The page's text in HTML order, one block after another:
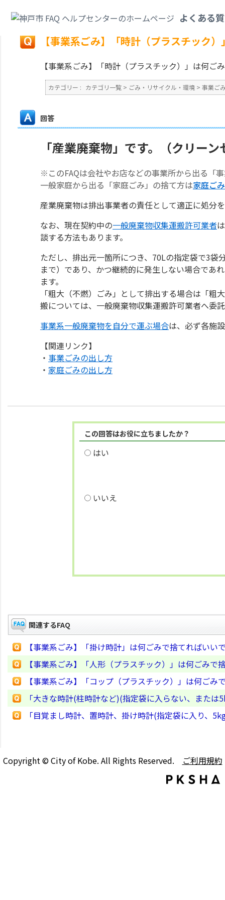
よくある
戻る
【事業系ごみ】「時計（プラスチック
【事業系ごみ】「時計（プラスチック）」は何ご
カテゴリー : カテゴリ一覧 > ごみ・リサイクル・環境 > 事業ご
回答
「産業廃棄物」です。（クリー
※このFAQは会社やお店などの事業所から出る「
一般家庭から出る「家庭ごみ」の捨て方は家庭ご
産業廃棄物は排出事業者の責任として適正に処分
なお、現在契約中の一般廃棄物収集運搬許可業者
談する方法もあります。
ただし、排出元一箇所につき、70Lの指定袋で3
まで）であり、かつ継続的に発生しない場合であ
ます。
「粗大（不燃）ごみ」として排出する場合は「
搬については、一般廃棄物収集運搬許可業者へ委
事業系一般廃棄物を自分で運ぶ場合は、必ず各施
【関連リンク】
・ 事業ごみの出し方
・ 家庭ごみの出し方
この回答はお役に立ちましたか？
はい
いいえ
関連するFAQ
【事業系ごみ】「掛け時計」は何ごみで捨てればいい
【事業系ごみ】「人形（プラスチック）」は何ごみで
【事業系ごみ】「コップ（プラスチック）」は何ごみ
「大きな時計(柱時計など)(指定袋に入らない、また
「目覚まし時計、置時計、掛け時計(指定袋に入り、
Copyright © City of Kobe. All Rights Reserved. ご利用規約